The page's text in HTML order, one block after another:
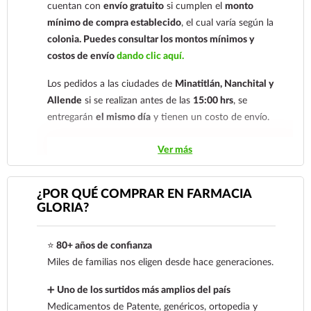
mantenimiento de hemostasis y prevención de
resangrado de úlceras gástricas o duodenales.
cuentan conenvío gratuito si cumplen elmonto
mínimo de compra establecido, el cual varía según la
colonia. Puedes consultar los montos mínimos y
costos de envíodando clic aquí.
Los pedidos a las ciudades de Minatitlán, Nanchital y
Allende si se realizan antes de las 15:00 hrs, se
entregaránel mismo día y tienen un costo de envío.
Los pedidos de otras localidades se envían mediante
.Sólo hacemos envíos en el territorio
nacional.
económica.En la tarifa nacional al día siguiente, los
pedidos deben realizarseantes de las 14:00 hrs.El
tiempo de entrega de la tarifa económica es de
días.
Ver más
¿POR QUÉ COMPRAR EN FARMACIA
GLORIA?
⭐ 80+ años de confianza
Miles de familias nos eligen desde hace generaciones.
➕ Uno de los surtidos más amplios del país
Medicamentos de Patente, genéricos, ortopedia y